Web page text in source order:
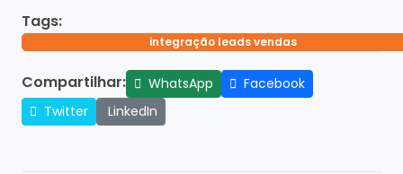
Tags:
automação de marketing
n8n marketing digital
marketing inteligente
automação campanhas
integração leads vendas
Compartilhar: WhatsApp
Facebook
Twitter
LinkedIn